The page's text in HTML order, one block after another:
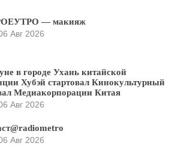
— макияж
Авг 2026
в городе Ухань китайской
Хубэй стартовал Кинокультурный
Медиакорпорации Китая
Авг 2026
Авг 2026